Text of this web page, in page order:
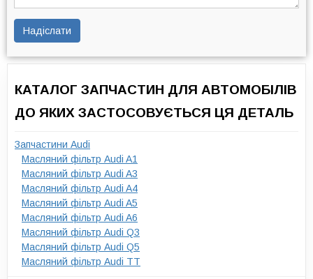
Надіслати
КАТАЛОГ ЗАПЧАСТИН ДЛЯ АВТОМОБІЛІВ
ДО ЯКИХ ЗАСТОСОВУЄТЬСЯ ЦЯ ДЕТАЛЬ
Запчастини Audi
Масляний фільтр Audi A1
Масляний фільтр Audi A3
Масляний фільтр Audi A4
Масляний фільтр Audi A5
Масляний фільтр Audi A6
Масляний фільтр Audi Q3
Масляний фільтр Audi Q5
Масляний фільтр Audi TT